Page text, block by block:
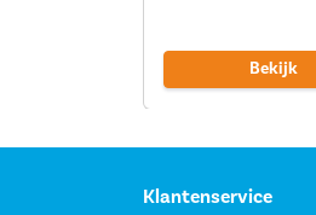
Bekijk
Klantenservice